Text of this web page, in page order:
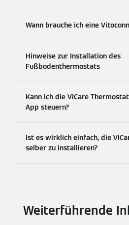
Wann brauche ich eine
Hinweise zur Installation des
Fußbodenthermostats
Kann ich die ViCare
App steuern?
Ist es wirklich einfach, die
selber zu installieren?
Weiterführende